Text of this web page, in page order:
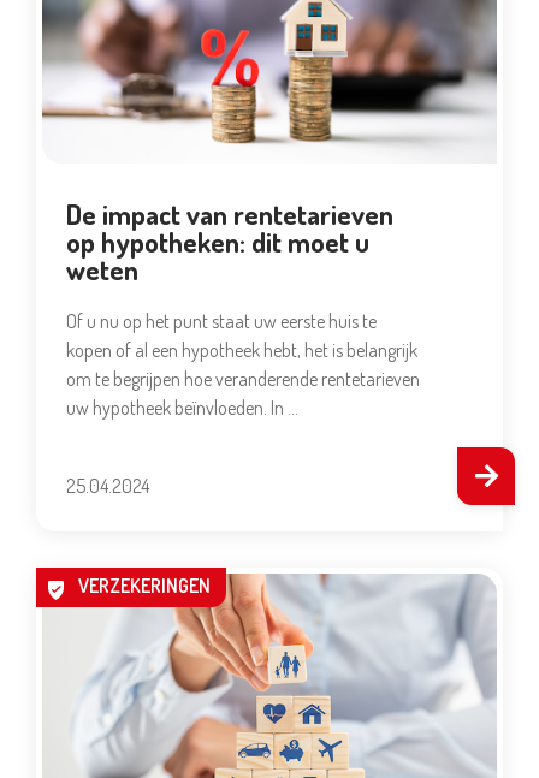
De impact van rentetarieven
op hypotheken: dit moet u
weten
Of u nu op het punt staat uw eerste huis te
kopen of al een hypotheek hebt, het is belangrijk
om te begrijpen hoe veranderende rentetarieven
uw hypotheek beïnvloeden. In …
25.04.2024
VERZEKERINGEN